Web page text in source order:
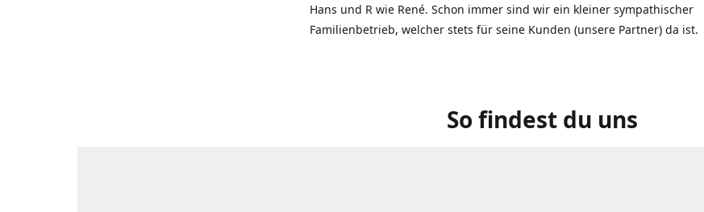
Hans und R wie René. Schon immer sind wir ein kleiner sympathischer
Familienbetrieb, welcher stets für seine Kunden (unsere Partner) da ist.
So findest du uns